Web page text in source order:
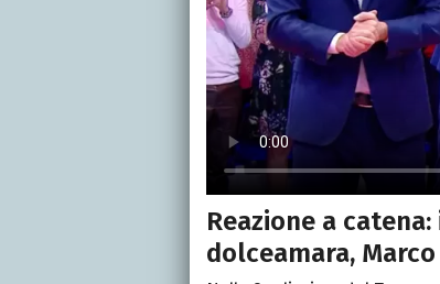
Reazione a
dolceamara,